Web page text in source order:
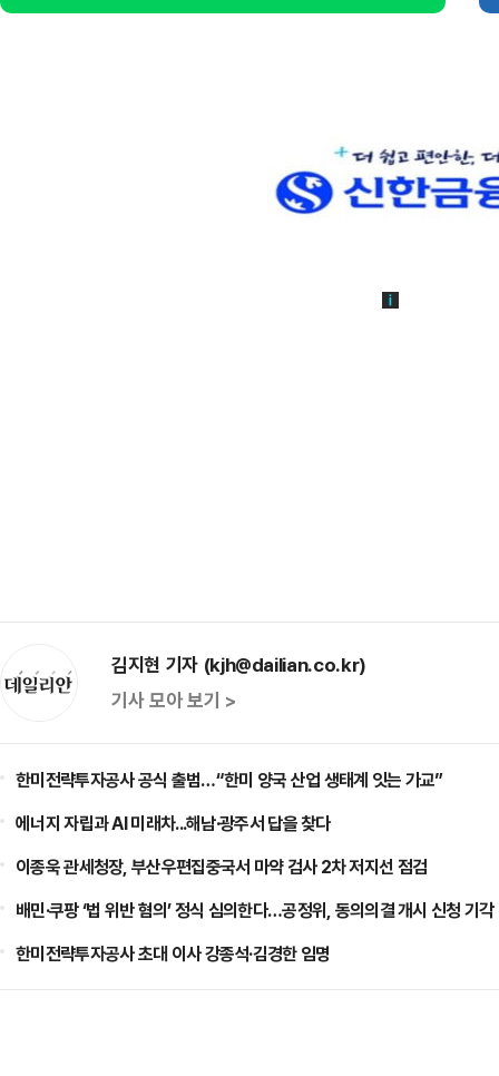
김지현 기자 (kjh@dailian.co.kr)
기사 모아 보기 >
한미전략투자공사 공식 출범…“한미 양국 산업 생태계 잇는 가교”
에너지 자립과 AI 미래차...해남·광주서 답을 찾다
이종욱 관세청장, 부산우편집중국서 마약 검사 2차 저지선 점검
배민·쿠팡 ‘법 위반 혐의’ 정식 심의한다…공정위, 동의의결 개시 신청 기각
한미전략투자공사 초대 이사 강종석·김경한 임명